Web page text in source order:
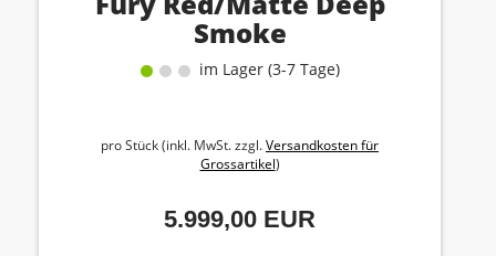
Smoke
im Lager (3-7 Tage)
pro Stück (inkl. MwSt. zzgl.Versandkosten für
Grossartikel)
5.999,00 EUR